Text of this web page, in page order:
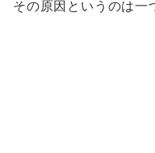
その原因というのは一